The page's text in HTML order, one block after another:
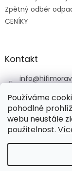
Používáme
pohodlné
webu neustále
použitelnost.
Zpětný odběr
CENÍKY
Kontakt
info@
+420 722 705 125
+420 774 037
HI-FI Morava